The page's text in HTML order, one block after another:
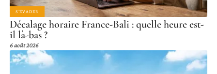
S'ÉVADER
Décalage horaire France-Bali : quelle heure est-
il là-bas ?
6 août 2026